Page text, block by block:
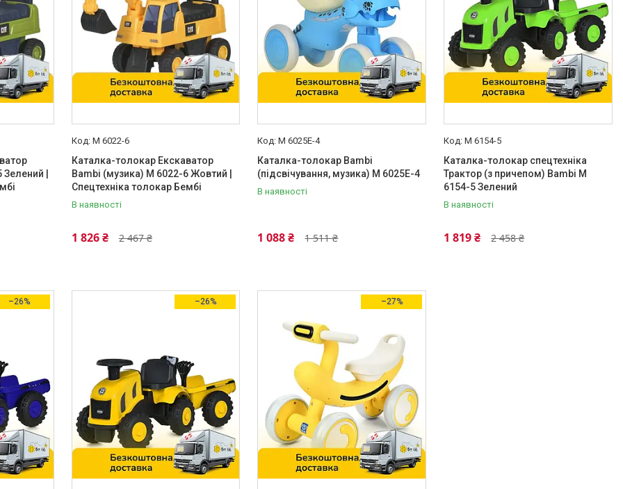
|
M 6022-6
Каталка-толокар Екскаватор
Bambi (музика) M 6022-6 Жовтий |
Спецтехніка толокар Бембі
В наявності
2 467 ₴
1 826 ₴
M 6025E-4
Каталка-толокар Bambi
(підсвічування, музика) M 6025E-4
В наявності
1 511 ₴
1 088 ₴
M 6154-5
Каталка-толокар спецтехніка
Трактор (з причепом) Bambi M
6154-5 Зелений
В наявності
2 458 ₴
1 819 ₴
–26% –26% –27%